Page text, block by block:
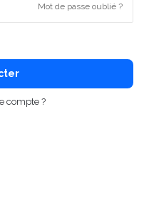
Mot de passe oublié ?
compte ?